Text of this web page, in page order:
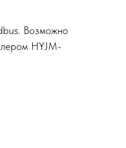
Возможно
HYJM-